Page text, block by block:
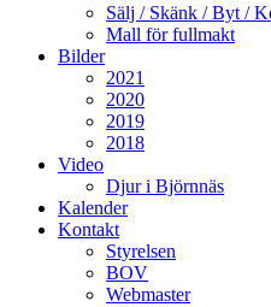
Sälj / Skänk / Byt /
Mall för fullmakt
Bilder
2021
2020
2019
2018
Video
Djur i Björnnäs
Kalender
Kontakt
Styrelsen
BOV
Webmaster